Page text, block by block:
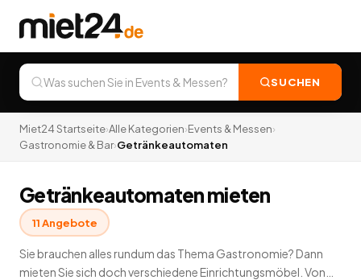
SUCHEN
Miet24 Startseite›Alle Kategorien›Events & Messen›
Gastronomie & Bar›Getränkeautomaten
Getränkeautomaten mieten
11Angebote
Sie brauchen alles rundum das Thema Gastronomie? Dann
mieten Sie sich doch verschiedene Einrichtungsmöbel. Von